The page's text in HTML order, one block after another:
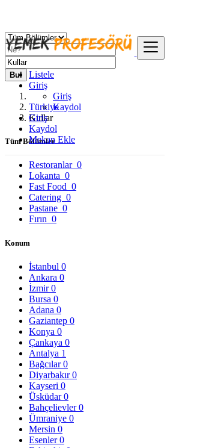
Listele
Giriş
Giriş
Kaydol
Giriş
Kaydol
Mekan Ekle
Bul
Türkiye
Kullar
Tüm Bölümler
Restoranlar 0
Lokanta 0
Fast Food 0
Catering 0
Pastane 0
Fırın 0
Konum
İstanbul 0
Ankara 0
İzmir0
Bursa 0
Adana 0
Gaziantep 0
Konya 0
Çankaya 0
Antalya 1
Bağcılar0
Diyarbakır0
Kayseri 0
Üsküdar0
Bahçelievler0
Ümraniye 0
Mersin 0
Esenler0